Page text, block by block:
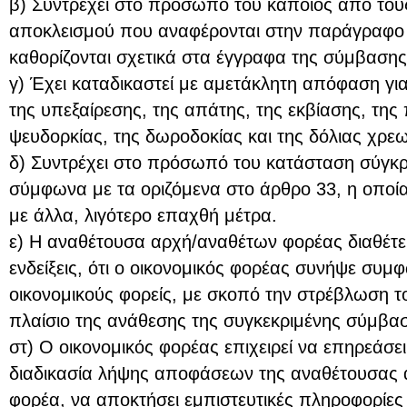
β) Συντρέχει στο πρόσωπό του κάποιος από
αποκλεισμού που αναφέρονται στην
καθορίζονται σχετικά στα έγγραφα της
γ) Έχει καταδικαστεί με αμετάκλητη απόφαση
της υπεξαίρεσης, της απάτης, της εκβίασης,
ψευδορκίας, της δωροδοκίας και της δόλιας
δ) Συντρέχει στο πρόσωπό του κατάσταση
σύμφωνα με τα οριζόμενα στο άρθρο 33, η
με άλλα, λιγότερο επαχθή μέτρα.
ε) Η αναθέτουσα αρχή/αναθέτων φορέας
ενδείξεις, ότι ο οικονομικός φορέας συνήψε
οικονομικούς φορείς, με σκοπό την στρέβλωση
πλαίσιο της ανάθεσης της συγκεκριμένης
στ) Ο οικονομικός φορέας επιχειρεί να
διαδικασία λήψης αποφάσεων της αναθέτουσας
φορέα, να αποκτήσει εμπιστευτικές